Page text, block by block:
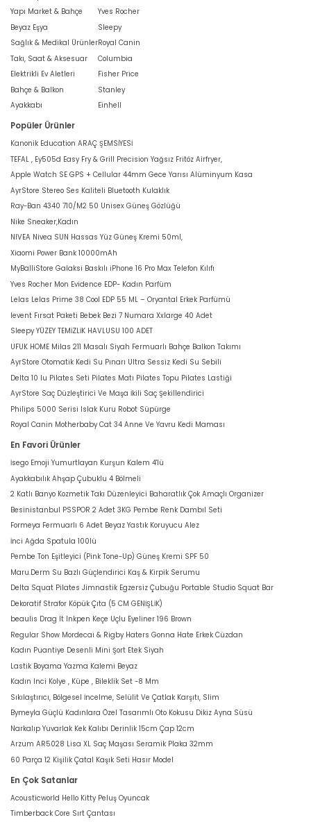
Yapı Market & Bahçe
Beyaz Eşya
Sağlık & Medikal Ürünler
Takı, Saat & Aksesuar
Elektrikli Ev Aletleri
Bahçe & Balkon
Ayakkabı
Yves Rocher
Sleepy
Royal Canin
Columbia
Fisher Price
Stanley
Einhell
Popüler Ürünler
Kanonik Education ARAÇ ŞEMSİYESİ
TEFAL , Ey505d Easy Fry & Grill Precision Yağsız Fritöz Airfryer,
Apple Watch SE GPS + Cellular 44mm Gece Yarısı Alüminyum Kasa
AyrStore Stereo Ses Kaliteli Bluetooth Kulaklık
Ray-Ban 4340 710/M2 50 Unisex Güneş Gözlüğü
Nike Sneaker,Kadın
NIVEA Nivea SUN Hassas Yüz Güneş Kremi 50ml,
Xiaomi Power Bank 10000mAh
MyBalliStore Galaksi Baskılı iPhone 16 Pro Max Telefon Kılıfı
Yves Rocher Mon Evidence EDP- Kadın Parfüm
Lelas Lelas Prime 38 Cool EDP 55 ML – Oryantal Erkek Parfümü
levent Fırsat Paketi Bebek Bezi 7 Numara Xxlarge 40 Adet
Sleepy YÜZEY TEMİZLİK HAVLUSU 100 ADET
UFUK HOME Milas 211 Masalı Siyah Fermuarlı Bahçe Balkon Takımı
AyrStore Otomatik Kedi Su Pınarı Ultra Sessiz Kedi Su Sebili
Delta 10 lu Pilates Seti Pilates Matı Pilates Topu Pilates Lastiği
AyrStore Saç Düzleştirici Ve Maşa İkili Saç Şekillendirici
Philips 5000 Serisi Islak Kuru Robot Süpürge
Royal Canin Motherbaby Cat 34 Anne Ve Yavru Kedi Maması
En Favori Ürünler
İsego Emoji Yumurtlayan Kurşun Kalem 4'lü
Ayakkabılık Ahşap Çubuklu 4 Bölmeli
2 Katlı Banyo Kozmetik Takı Düzenleyici Baharatlık Çok Amaçlı Organizer
Besinistanbul PSSPOR 2 Adet 3KG Pembe Renk Dambıl Seti
Formeya Fermuarlı 6 Adet Beyaz Yastık Koruyucu Alez
İnci Ağda Spatula 100lü
Pembe Ton Eşitleyici (Pink Tone-Up) Güneş Kremi SPF 50
Maru.Derm Su Bazlı Güçlendirici Kaş & Kirpik Serumu
Delta Squat Pilates Jimnastik Egzersiz Çubuğu Portable Studio Squat Bar
Dekoratif Strafor Köpük Çıta (5 CM GENİŞLİK)
beaulis Drag It Inkpen Keçe Uçlu Eyeliner 196 Brown
Regular Show Mordecai & Rigby Haters Gonna Hate Erkek Cüzdan
Kadın Puantiye Desenli Mini Şort Etek Siyah
Lastik Boyama Yazma Kalemi Beyaz
Kadın Inci Kolye , Küpe , Bileklik Set -8 Mm
Sıkılaştırıcı, Bölgesel İncelme, Selülit Ve Çatlak Karşıtı, Slim
Bymeyla Güçlü Kadınlara Özel Tasarımlı Oto Kokusu Dikiz Ayna Süsü
Narkalıp Yuvarlak Kek Kalıbı Derinlik 15cm Çap 12cm
Arzum AR5028 Lisa XL Saç Maşası Seramik Plaka 32mm
60 Parça 12 Kişilik Çatal Kaşık Seti Hasır Model
En Çok Satanlar
Acousticworld Hello Kitty Peluş Oyuncak
Timberback Core Sırt Çantası